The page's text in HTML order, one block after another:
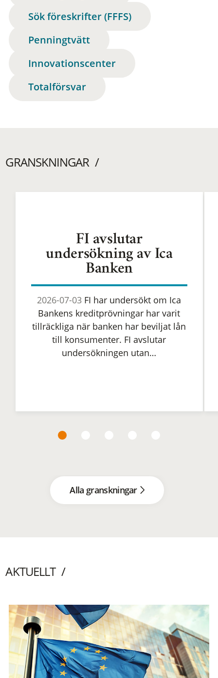
Sök föreskrifter (FFFS)
Penningtvätt
Innovationscenter
Totalförsvar
GRANSKNINGAR
FI avslutar
undersökning av Ica
Banken
2026-07-03 FI har undersökt om Ica
Bankens kreditprövningar har varit
tillräckliga när banken har beviljat lån
till konsumenter. FI avslutar
undersökningen utan…
Alla granskningar
AKTUELLT